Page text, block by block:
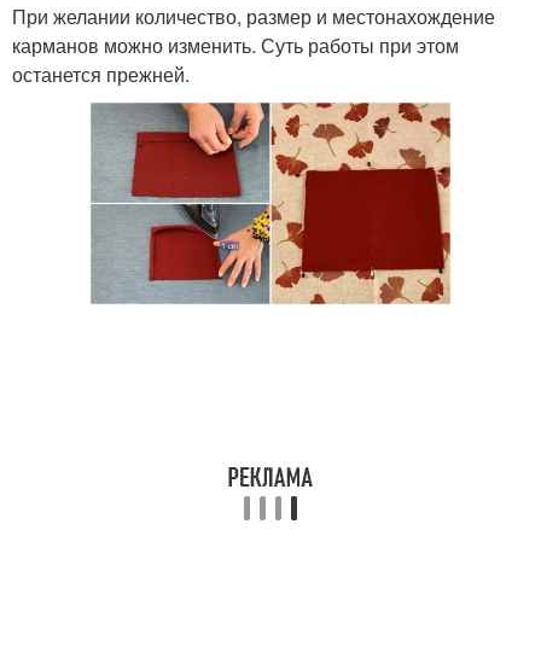
При желании количество, размер и местонахождение
карманов можно изменить. Суть работы при этом
останется прежней.